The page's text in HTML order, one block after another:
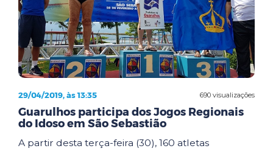
690 visualizações
29/04/2019, às 13:35
Guarulhos participa dos Jogos Regionais
do Idoso em São Sebastião
A partir desta terça-feira (30), 160 atletas